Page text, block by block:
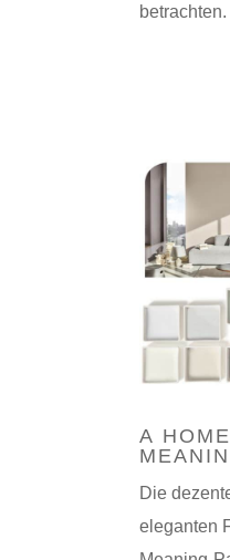
betrachten.
A
Die
eleganten